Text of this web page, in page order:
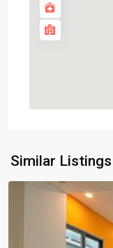
Similar Listings